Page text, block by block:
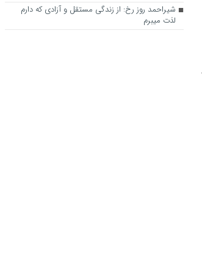
شیراحمد روز رخ: از زندگی مستقل و آزادی که دارم
لذت میبرم